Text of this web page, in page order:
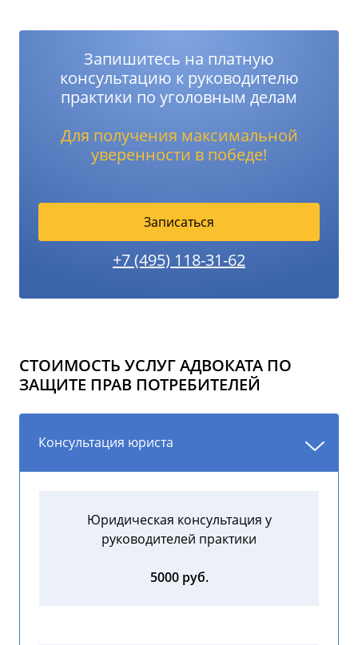
Запишитесь на платную
консультацию к руководителю
практики по уголовным делам
Для получения максимальной
уверенности в победе!
Записаться
+7 (495) 118-31-62
СТОИМОСТЬ УСЛУГ АДВОКАТА ПО
ЗАЩИТЕ ПРАВ ПОТРЕБИТЕЛЕЙ
Консультация юриста
Юридическая консультация у
руководителей практики
5000 руб.